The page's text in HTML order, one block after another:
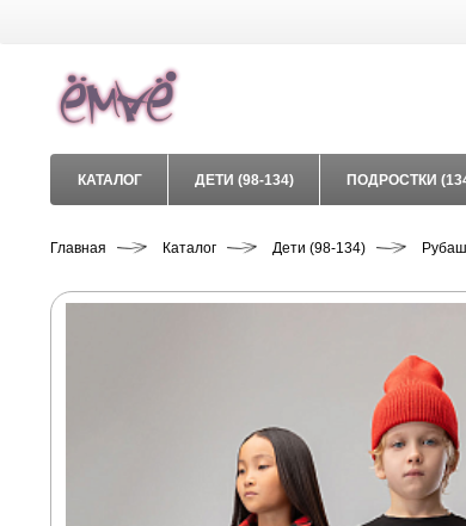
КАТАЛОГ ДЕТИ (98-134) ПОДРОСТКИ
Главная Каталог Дети (98-134)